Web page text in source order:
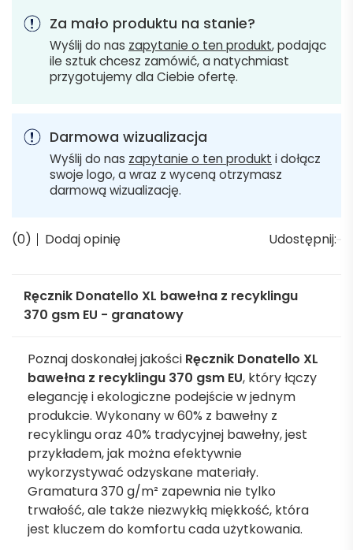
Za mało produktu na stanie?
Wyślij do nas zapytanie o ten produkt, podając
ile sztuk chcesz zamówić, a natychmiast
przygotujemy dla Ciebie ofertę.
Darmowa wizualizacja
Wyślij do nas zapytanie o ten produkt i dołącz
swoje logo, a wraz z wyceną otrzymasz
darmową wizualizację.
(0) Dodaj opinię Udostępnij:
Ręcznik Donatello XL bawełna z recyklingu
370 gsm EU - granatowy
Poznaj doskonałej jakości Ręcznik Donatello XL
bawełna z recyklingu 370 gsm EU, który łączy
elegancję i ekologiczne podejście w jednym
produkcie. Wykonany w 60% z bawełny z
recyklingu oraz 40% tradycyjnej bawełny, jest
przykładem, jak można efektywnie
wykorzystywać odzyskane materiały.
Gramatura 370 g/m² zapewnia nie tylko
trwałość, ale także niezwykłą miękkość, która
jest kluczem do komfortu cada użytkowania.